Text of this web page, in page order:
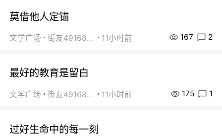
莫借他人定锚
文学广场 街友49168527 11小时前 167 2
最好的教育是留白
文学广场 街友49168527 11小时前 175 1
过好生命中的每一刻